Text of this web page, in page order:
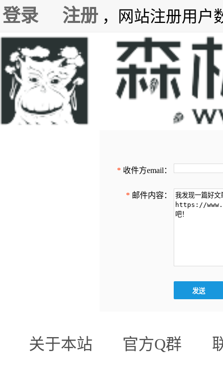
登录 注册 ，网站注册用户
* 收件方email：
* 邮件内容：
关于本站 官方Q群